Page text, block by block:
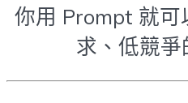
你用 Prompt 就可
求、低競爭